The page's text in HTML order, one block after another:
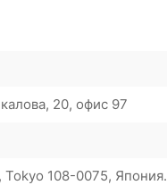
20, офис 97
108-0075, Япония.